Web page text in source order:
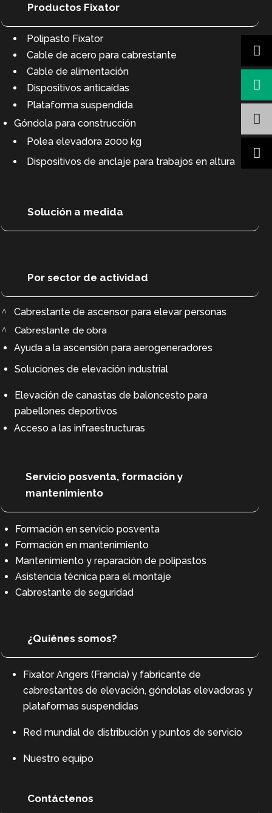
Productos Fixator
Polipasto Fixator
Cable de acero para cabrestante
Cable de alimentación
Dispositivos anticaídas
Plataforma suspendida
Góndola para construcción
Polea elevadora 2000 kg
Dispositivos de anclaje para trabajos en altura
Solución a medida
Por sector de actividad
Cabrestante de ascensor para elevar personas
Cabrestante de obra
Ayuda a la ascensión para aerogeneradores
Soluciones de elevación industrial
Elevación de canastas de baloncesto para
pabellones deportivos
Acceso a las infraestructuras
Servicio posventa, formación y
mantenimiento
Formación en servicio posventa
Formación en mantenimiento
Mantenimiento y reparación de polipastos
Asistencia técnica para el montaje
Cabrestante de seguridad
¿Quiénes somos?
Fixator Angers (Francia) y fabricante de
cabrestantes de elevación, góndolas elevadoras y
plataformas suspendidas
Red mundial de distribución y puntos de servicio
Nuestro equipo
Contáctenos